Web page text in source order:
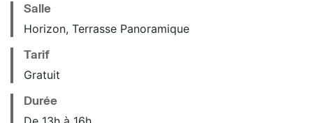
Salle
Horizon, Terrasse Panoramique
Tarif
Gratuit
Durée